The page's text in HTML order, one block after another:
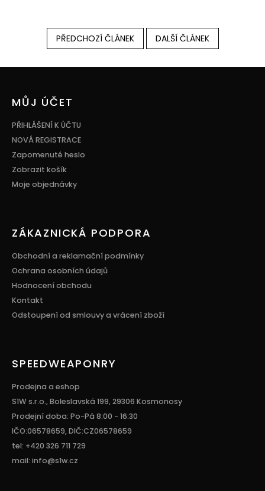
PŘEDCHOZÍ ČLÁNEK DALŠÍ ČLÁNEK
MŮJ ÚČET
PŘIHLÁŠENÍ K ÚČTU
NOVÁ REGISTRACE
Zapomenuté heslo
Zobrazit košík
Moje objednávky
ZÁKAZNICKÁ PODPORA
Obchodní a reklamační podmínky
Ochrana osobních údajů
Hodnocení obchodu
Kontakt
Odstoupení od smlouvy a vrácení zboží
SPEEDWEAPONRY
Prodejna a eshop
S1W s.r.o., Boleslavská 199, 29306 Kosmonosy
Prodejní doba: Po-Pá 8:00 - 16:30
IČO:06578659, DIČ:CZ06578659
tel: +420 326 711 729
mail: info@s1w.cz